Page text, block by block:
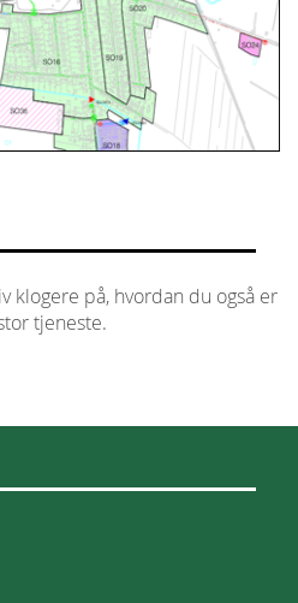
klogere på, hvordan du også er
tjeneste.